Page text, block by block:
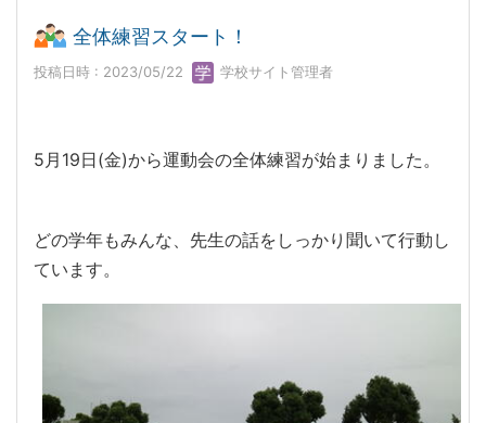
全体練習スタート！
投稿日時 : 2023/05/22 学校サイト管理者
5月19日(金)から運動会の全体練習が始まりました。
どの学年もみんな、先生の話をしっかり聞いて行動し
ています。